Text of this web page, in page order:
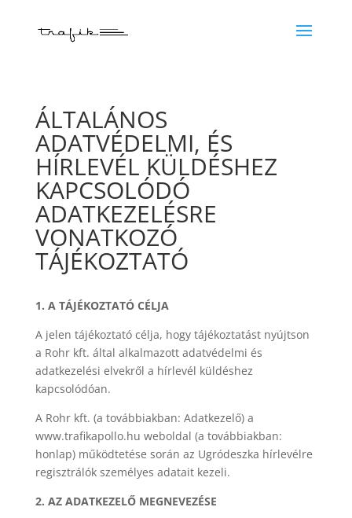
ÁLTALÁNOS
ADATVÉDELMI, ÉS
HÍRLEVÉL KÜLDÉSHEZ
KAPCSOLÓDÓ
ADATKEZELÉSRE
VONATKOZÓ
TÁJÉKOZTATÓ
1. A TÁJÉKOZTATÓ CÉLJA
A jelen tájékoztató célja, hogy tájékoztatást nyújtson
a Rohr kft. által alkalmazott adatvédelmi és
adatkezelési elvekről a hírlevél küldéshez
kapcsolódóan.
A Rohr kft. (a továbbiakban: Adatkezelő) a
www.trafikapollo.hu weboldal (a továbbiakban:
honlap) működtetése során az Ugródeszka hírlevélre
regisztrálók személyes adatait kezeli.
2. AZ ADATKEZELŐ MEGNEVEZÉSE